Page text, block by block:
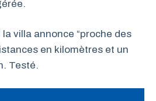
la villa annonce “proche des
en kilomètres et un
Testé.